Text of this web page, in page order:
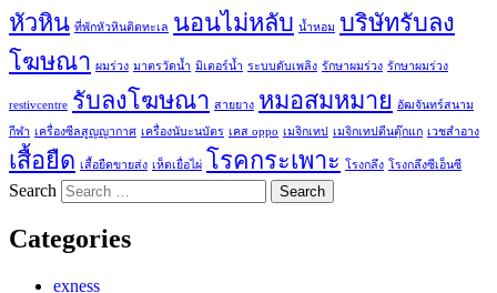
หัวหิน ที่พักหัวหินติดทะเล นอนไม่หลับ น้ำหอม บริษัทรับลง
โฆษณา ผมร่วง มาตรวัดน้ำ มิเตอร์น้ำ ระบบดับเพลิง รักษาผมร่วง รักษาผมร่วง
restivcentre รับลงโฆษณา สายยาง หมอสมหมาย อัฒจันทร์สนาม
กีฬา เครื่องซีลสูญญากาศ เครื่องนับะนบัตร เคส oppo เมจิกเทป เมจิกเทปตีนตุ๊กแก เวชสำอาง
เสื้อยืด เสื้อยืดขายส่ง เห็ดเยื่อไผ่ โรคกระเพาะ โรงกลึง โรงกลึงซีเอ็นซี
Search
Categories
exness